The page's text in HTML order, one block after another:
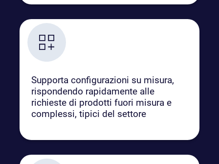
Supporta configurazioni su misura,
rispondendo rapidamente alle
richieste di prodotti fuori misura e
complessi, tipici del settore​